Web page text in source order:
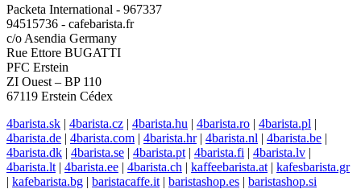
Packeta International - 967337
94515736 - cafebarista.fr
c/o Asendia Germany
Rue Ettore BUGATTI
PFC Erstein
ZI Ouest – BP 110
67119 Erstein Cédex
4barista.sk | 4barista.cz | 4barista.hu | 4barista.ro | 4barista.pl |
4barista.de | 4barista.com | 4barista.hr| 4barista.nl | 4barista.be |
4barista.dk | 4barista.se | 4barista.pt | 4barista.fi | 4barista.lv |
4barista.lt | 4barista.ee | 4barista.ch | kaffeebarista.at | kafesbarista.gr
| kafebarista.bg | baristacaffe.it | baristashop.es | baristashop.si